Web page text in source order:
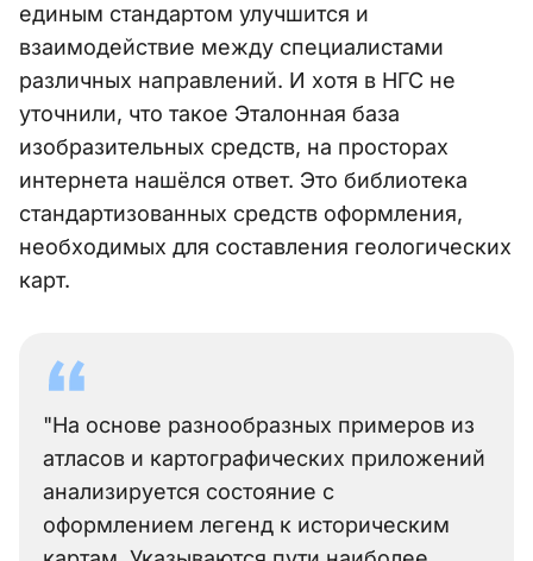
единым стандартом улучшится и
взаимодействие между специалистами
различных направлений. И хотя в НГС не
уточнили, что такое Эталонная база
изобразительных средств, на просторах
интернета нашёлся ответ. Это библиотека
стандартизованных средств оформления,
необходимых для составления геологических
карт.
"На основе разнообразных примеров из
атласов и картографических приложений
анализируется состояние с
оформлением легенд к историческим